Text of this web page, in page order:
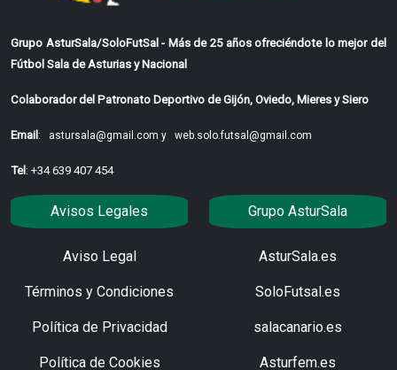
Grupo AsturSala/SoloFutSal - Más de 25 años ofreciéndote lo mejor del
Fútbol Sala de Asturias y Nacional
Colaborador del Patronato Deportivo de Gijón, Oviedo, Mieres y Siero
Email: astursala@gmail.com y web.solo.futsal@gmail.com
Tel: +34 639 407 454
Avisos Legales
Aviso Legal
Términos y Condiciones
Política de Privacidad
Política de Cookies
Grupo AsturSala
AsturSala.es
SoloFutsal.es
salacanario.es
Asturfem.es